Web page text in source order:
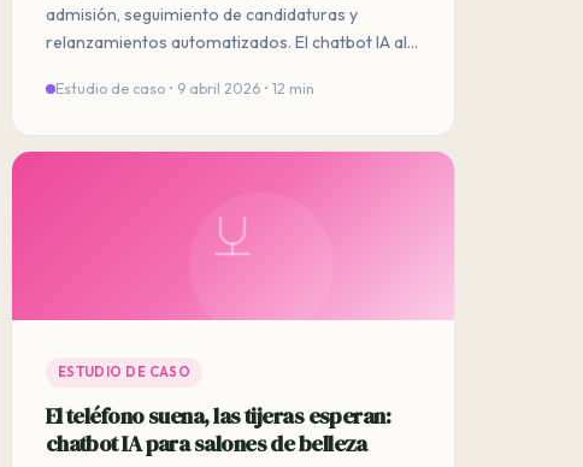
admisión, seguimiento de candidaturas y
relanzamientos automatizados. El chatbot IA al
Estudio de caso • 9 abril 2026 • 12 min
ESTUDIO DE CASO
El teléfono suena, las tijeras esperan:
chatbot IA para salones de belleza